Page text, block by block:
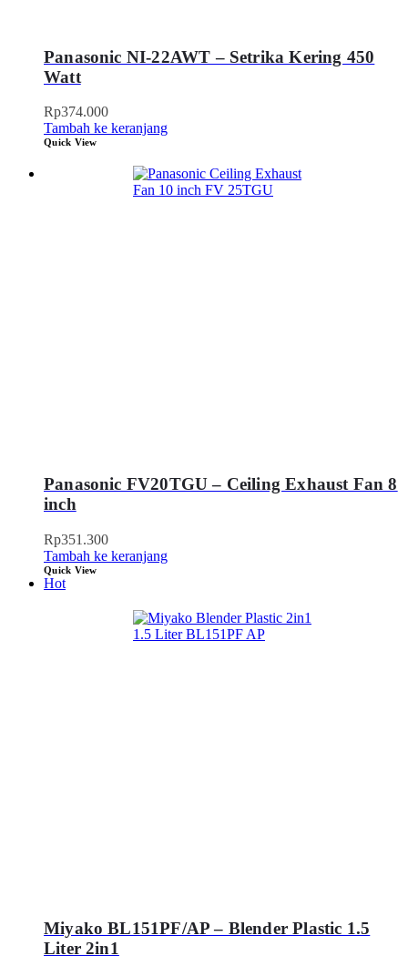
Panasonic NI-22AWT – Setrika Kering 450
Watt
Rp374.000
Tambah ke keranjang
Quick View
Panasonic FV20TGU – Ceiling Exhaust Fan 8
inch
Rp351.300
Tambah ke keranjang
Quick View
Hot
Miyako BL151PF/AP – Blender Plastic 1.5
Liter 2in1